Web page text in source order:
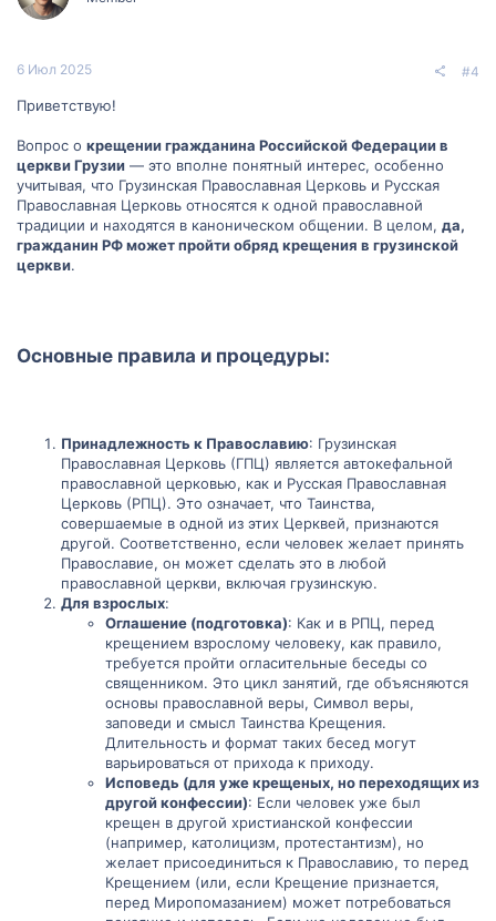
6 Июл 2025 #4
Приветствую!
Вопрос о крещении гражданина Российской Федерации в
церкви Грузии — это вполне понятный интерес, особенно
учитывая, что Грузинская Православная Церковь и Русская
Православная Церковь относятся к одной православной
традиции и находятся в каноническом общении. В целом, да,
гражданин РФ может пройти обряд крещения в грузинской
церкви.
Основные правила и процедуры:​
Принадлежность к Православию: Грузинская
Православная Церковь (ГПЦ) является автокефальной
православной церковью, как и Русская Православная
Церковь (РПЦ). Это означает, что Таинства,
совершаемые в одной из этих Церквей, признаются
другой. Соответственно, если человек желает принять
Православие, он может сделать это в любой
православной церкви, включая грузинскую.
Для взрослых:
Оглашение (подготовка): Как и в РПЦ, перед
крещением взрослому человеку, как правило,
требуется пройти огласительные беседы со
священником. Это цикл занятий, где объясняются
основы православной веры, Символ веры,
заповеди и смысл Таинства Крещения.
Длительность и формат таких бесед могут
варьироваться от прихода к приходу.
Исповедь (для уже крещеных, но переходящих из
другой конфессии): Если человек уже был
крещен в другой христианской конфессии
(например, католицизм, протестантизм), но
желает присоединиться к Православию, то перед
Крещением (или, если Крещение признается,
перед Миропомазанием) может потребоваться